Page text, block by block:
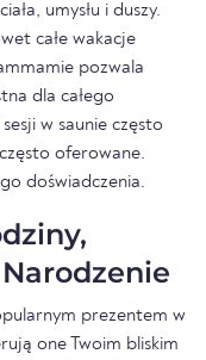
umysłu i duszy.
całe wakacje
pozwala
dla całego
w saunie często
oferowane.
doświadczenia.
prezentem w
one Twoim bliskim